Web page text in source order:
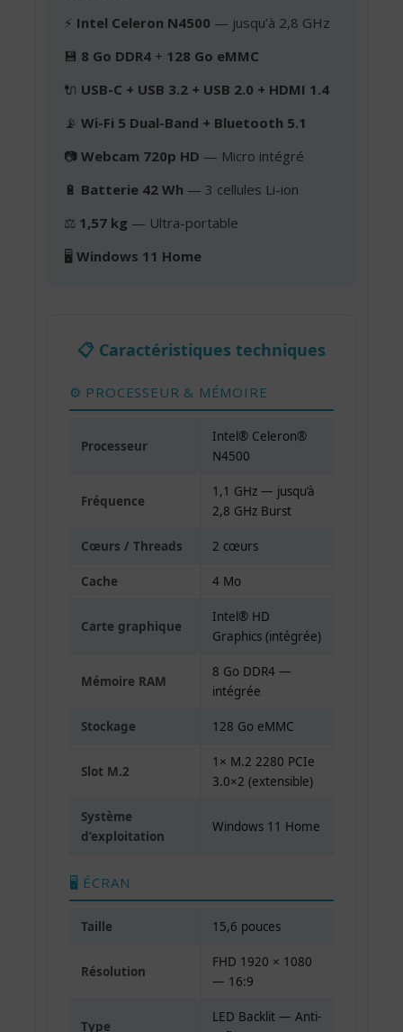
⚡ Intel Celeron N4500 — jusqu’à 2,8 GHz
💾 8 Go DDR4+ 128 Go eMMC
🔌 USB-C + USB 3.2 + USB 2.0 + HDMI 1.4
📡 Wi-Fi 5 Dual-Band + Bluetooth 5.1
📷 Webcam 720p HD — Micro intégré
🔋 Batterie 42 Wh — 3 cellules Li-ion
⚖️ 1,57 kg — Ultra-portable
🖥️ Windows 11 Home
📋 Caractéristiques techniques
⚙️ PROCESSEUR & MÉMOIRE
Processeur
Intel® Celeron®
N4500
Fréquence
1,1 GHz — jusqu’à
2,8 GHz Burst
Cœurs / Threads 2 cœurs
Cache 4 Mo
Carte graphique
Intel® HD
Graphics (intégrée)
Mémoire RAM
8 Go DDR4 —
intégrée
Stockage 128 Go eMMC
Slot M.2
1× M.2 2280 PCIe
3.0×2 (extensible)
Système
d’exploitation
Windows 11 Home
🖥️ ÉCRAN
Taille 15,6 pouces
Résolution
FHD 1920 × 1080
— 16:9
Type
LED Backlit — Anti-